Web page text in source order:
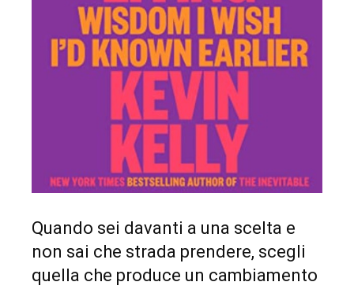
Quando sei davanti a una scelta e
non sai che strada prendere, scegli
quella che produce un cambiamento